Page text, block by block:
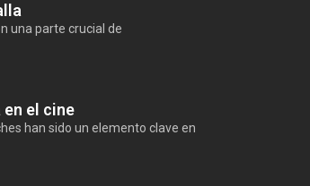
una parte crucial de
el cine
han sido un elemento clave en